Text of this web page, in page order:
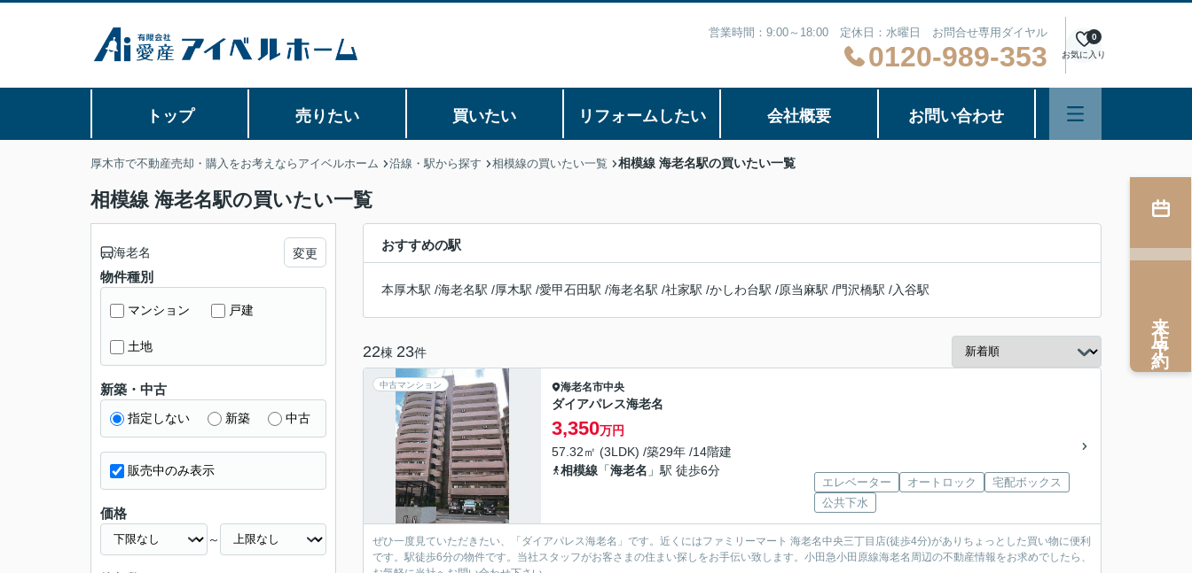
営業時間：9:00～18:00 定休日：水曜日 お問合せ専用ダイヤル
0120-989-353 お気に入り
0
トップ 売りたい 買いたい リフォームしたい 会社概要 お問い合わせ
厚木市で不動産売却・購入をお考えならアイベルホーム 沿線・駅から探す 相模線の買いたい一覧 相模線 海老名駅の買いたい一覧
相模線 海老名駅の買いたい一覧
おすすめの駅
本厚木駅 /海老名駅 /厚木駅 /愛甲石田駅 /海老名駅 /社家駅 /かしわ台駅 /原当麻駅 /門沢橋駅 /入谷駅
22棟 23件
中古マンション 海老名市中央
ダイアパレス海老名
3,350万円
57.32㎡ (3LDK) /築29年 /14階建
相模線 「海老名 」駅 徒歩6分
エレベーター オートロック
宅配ボックス
公共下水
ぜひ一度見ていただきたい、「ダイアパレス海老名」です。近くにはファミリーマート 海老名中央三丁目店(徒歩4分)がありちょっとした買い物に便利
です。駅徒歩6分の物件です。当社スタッフがお客さまの住まい探しをお手伝い致します。小田急小田原線海老名周辺の不動産情報をお求めでしたら、
海老名 変更
物件種別
マンション 戸建
土地
新築・中古
指定しない 新築 中古
販売中のみ表示
価格
～
来店予約